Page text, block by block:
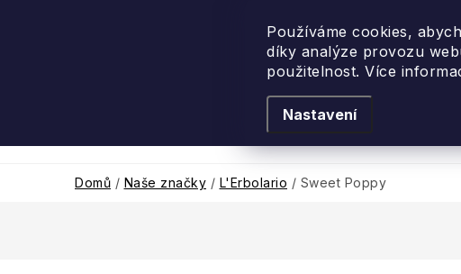
Používáme cookies,
díky analýze provozu
použitelnost. Více
Nastavení
Podle vůně
Domů / Naše značky / L'Erbolario / Sweet Poppy